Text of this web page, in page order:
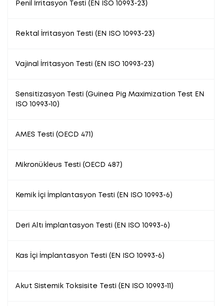
Penil İrritasyon Testi (EN ISO 10993-23)
Rektal İrritasyon Testi (EN ISO 10993-23)
Vajinal İrritasyon Testi (EN ISO 10993-23)
Sensitizasyon Testi (Guinea Pig Maximization Test EN
ISO 10993-10)
AMES Testi (OECD 471)
Mikronükleus Testi (OECD 487)
Kemik İçi İmplantasyon Testi (EN ISO 10993-6)
Deri Altı İmplantasyon Testi (EN ISO 10993-6)
Kas İçi İmplantasyon Testi (EN ISO 10993-6)
Akut Sistemik Toksisite Testi (EN ISO 10993-11)